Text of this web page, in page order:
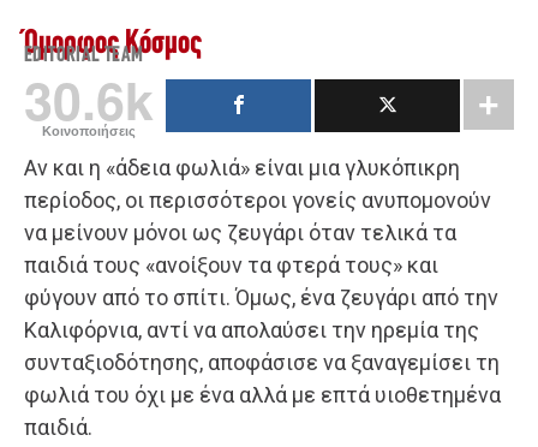
Όμορφος Κόσμος
EDITORIAL TEAM
30.6k
Κοινοποιήσεις
Αν και η «άδεια φωλιά» είναι μια γλυκόπικρη
περίοδος, οι περισσότεροι γονείς ανυπομονούν
να μείνουν μόνοι ως ζευγάρι όταν τελικά τα
παιδιά τους «ανοίξουν τα φτερά τους» και
φύγουν από το σπίτι. Όμως, ένα ζευγάρι από την
Καλιφόρνια, αντί να απολαύσει την ηρεμία της
συνταξιοδότησης, αποφάσισε να ξαναγεμίσει τη
φωλιά του όχι με ένα αλλά με επτά υιοθετημένα
παιδιά.